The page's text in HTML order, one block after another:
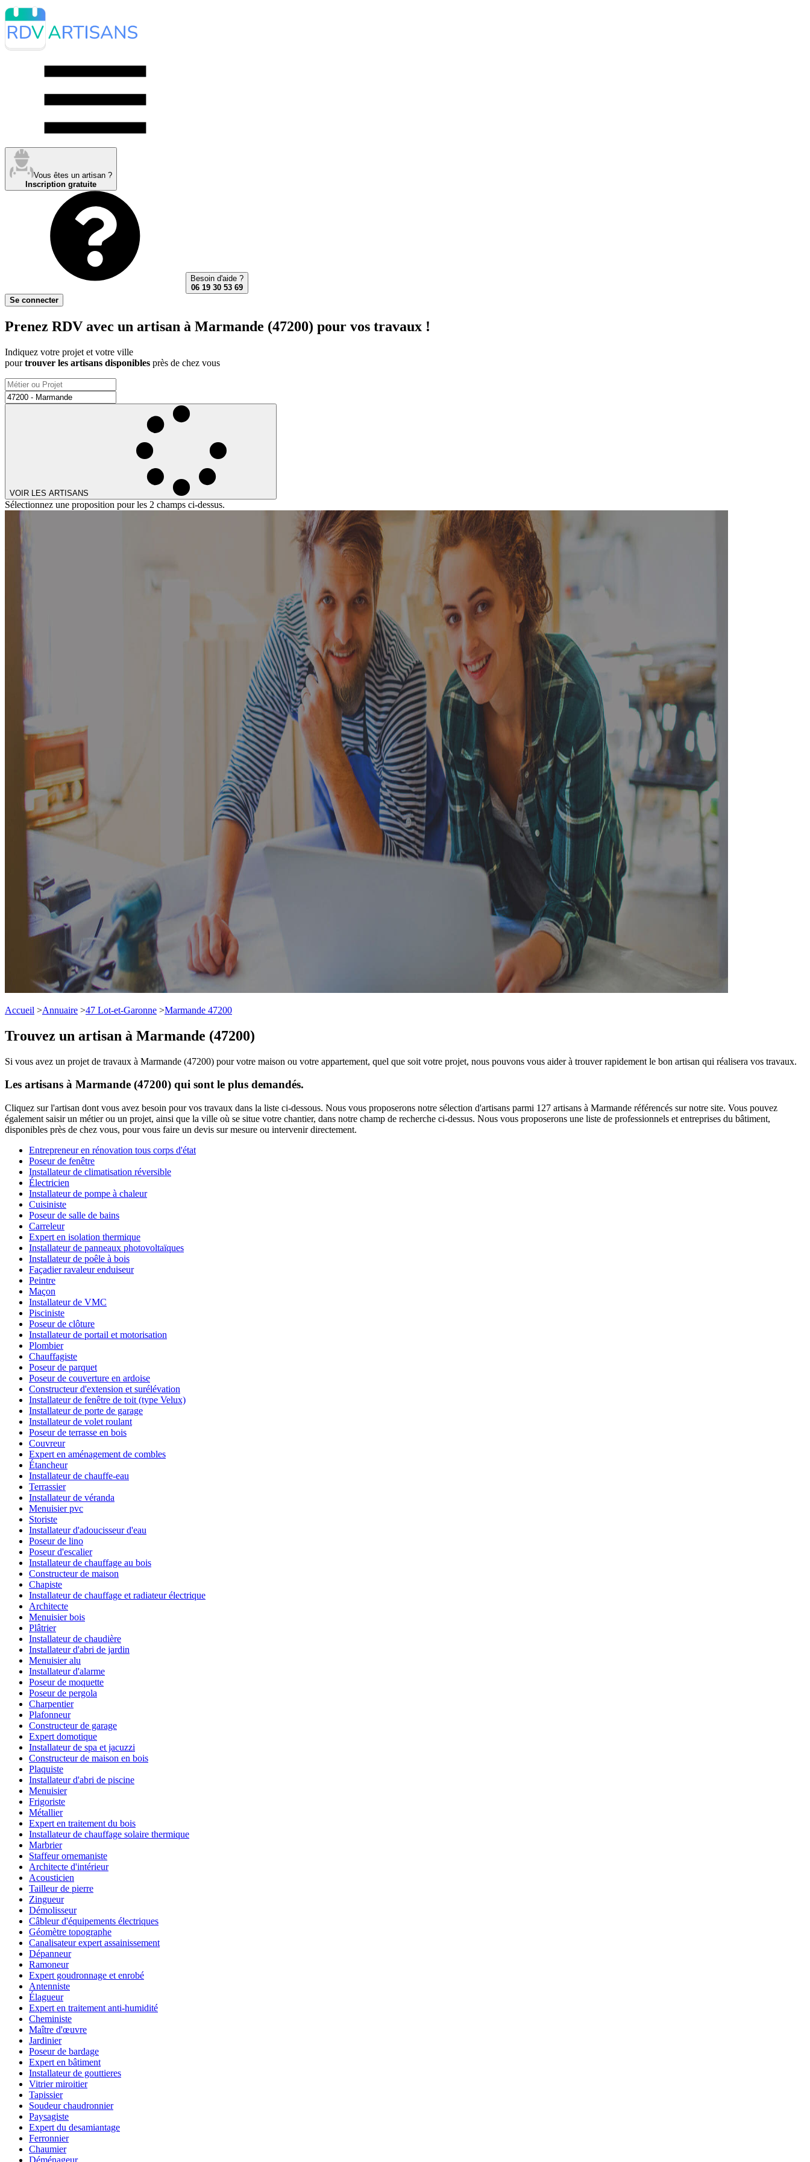
Vous êtes un artisan ?
Inscription gratuite
Besoin d'aide ?
06 19 30 53 69
Se connecter
Prenez RDV avec un artisan à Marmande (47200) pour vos travaux !
Indiquez votre projet et votre ville
pourtrouver les artisans disponibles près de chez vous
VOIR LES ARTISANS
Sélectionnez une proposition pour les 2 champs ci-dessus.
Accueil >Annuaire >47 Lot-et-Garonne >Marmande 47200
Trouvez un artisan à Marmande (47200)
Si vous avez un projet de travaux à Marmande (47200) pour votre maison ou votre appartement, quel que soit votre projet, nous pouvons vous aider à trouver rapidement le bon artisan qui réalisera vos travaux.
Les artisans à Marmande (47200) qui sont le plus demandés.
Cliquez sur l'artisan dont vous avez besoin pour vos travaux dans la liste ci-dessous. Nous vous proposerons notre sélection d'artisans parmi 127 artisans à Marmande référencés sur notre site. Vous pouvez
également saisir un métier ou un projet, ainsi que la ville où se situe votre chantier, dans notre champ de recherche ci-dessus. Nous vous proposerons une liste de professionnels et entreprises du bâtiment,
disponibles près de chez vous, pour vous faire un devis sur mesure ou intervenir directement.
Entrepreneur en rénovation tous corps d'état
Poseur de fenêtre
Installateur de climatisation réversible
Électricien
Installateur de pompe à chaleur
Cuisiniste
Poseur de salle de bains
Carreleur
Expert en isolation thermique
Installateur de panneaux photovoltaïques
Installateur de poêle à bois
Façadier ravaleur enduiseur
Peintre
Maçon
Installateur de VMC
Pisciniste
Poseur de clôture
Installateur de portail et motorisation
Plombier
Chauffagiste
Poseur de parquet
Poseur de couverture en ardoise
Constructeur d'extension et surélévation
Installateur de fenêtre de toit (type Velux)
Installateur de porte de garage
Installateur de volet roulant
Poseur de terrasse en bois
Couvreur
Expert en aménagement de combles
Étancheur
Installateur de chauffe-eau
Terrassier
Installateur de véranda
Menuisier pvc
Storiste
Installateur d'adoucisseur d'eau
Poseur de lino
Poseur d'escalier
Installateur de chauffage au bois
Constructeur de maison
Chapiste
Installateur de chauffage et radiateur électrique
Architecte
Menuisier bois
Plâtrier
Installateur de chaudière
Installateur d'abri de jardin
Menuisier alu
Installateur d'alarme
Poseur de moquette
Poseur de pergola
Charpentier
Plafonneur
Constructeur de garage
Expert domotique
Installateur de spa et jacuzzi
Constructeur de maison en bois
Plaquiste
Installateur d'abri de piscine
Menuisier
Frigoriste
Métallier
Expert en traitement du bois
Installateur de chauffage solaire thermique
Marbrier
Staffeur ornemaniste
Architecte d'intérieur
Acousticien
Tailleur de pierre
Zingueur
Démolisseur
Câbleur d'équipements électriques
Géomètre topographe
Canalisateur expert assainissement
Dépanneur
Ramoneur
Expert goudronnage et enrobé
Antenniste
Élagueur
Expert en traitement anti-humidité
Cheministe
Maître d'œuvre
Jardinier
Poseur de bardage
Expert en bâtiment
Installateur de gouttieres
Vitrier miroitier
Tapissier
Soudeur chaudronnier
Paysagiste
Expert du desamiantage
Ferronnier
Chaumier
Déménageur